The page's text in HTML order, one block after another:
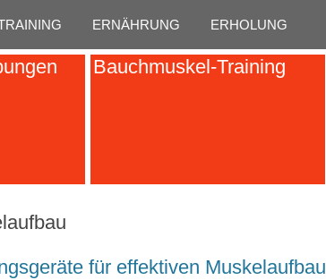
ERNÄHRUNG ERHOLUNG
Bauchmuskel-Training
für effektiven Muskelaufbau